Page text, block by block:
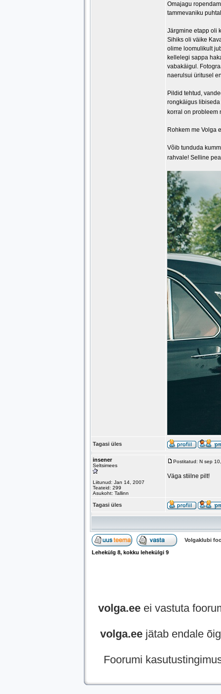
Omajagu
tammevaniku
Järgmine etapp oli
Sihiks oli väike
olime loomulikult
kellelegi sappa
vabakäigul.
naerulsui üritusel
Pildid tehtud,
rongkäigus
korral on probleem
Rohkem me Volga
Võib tunduda
rahvale! Selline
Tagasi üles
insener
Seltsimees
Liitunud: Jan 14, 2007
Teateid: 299
Asukoht: Tallinn
Postitatud: N sep
Väga stiilne pilt!
Tagasi üles
Volgaklubi
Lehekülg 8, kokku lehekülgi 9
volga.eeei vastuta
volga.ee jätab endale
Foorumi